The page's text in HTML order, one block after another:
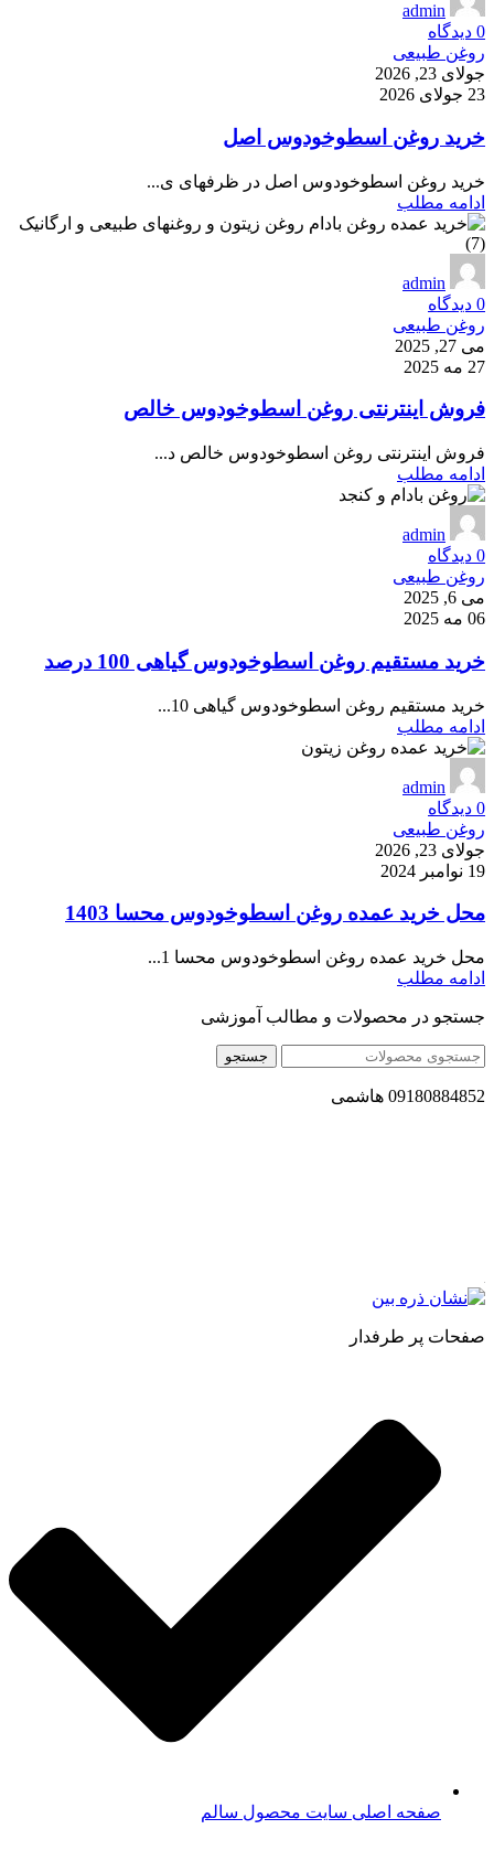
admin
0 دیدگاه
روغن طبیعی
جولای 23, 2026
23 جولای 2026
خرید روغن اسطوخودوس اصل
خرید روغن اسطوخودوس اصل در ظرفهای ی...
ادامه مطلب
admin
0 دیدگاه
روغن طبیعی
می 27, 2025
27 مه 2025
فروش اینترنتی روغن اسطوخودوس خالص
فروش اینترنتی روغن اسطوخودوس خالص د...
ادامه مطلب
admin
0 دیدگاه
روغن طبیعی
می 6, 2025
06 مه 2025
خرید مستقیم روغن اسطوخودوس گیاهی 100 درصد
خرید مستقیم روغن اسطوخودوس گیاهی 10...
ادامه مطلب
admin
0 دیدگاه
روغن طبیعی
جولای 23, 2026
19 نوامبر 2024
محل خرید عمده روغن اسطوخودوس محسا 1403
محل خرید عمده روغن اسطوخودوس محسا 1...
ادامه مطلب
جستجو در محصولات و مطالب آموزشی
جستجو
09180884852 هاشمی
صفحات پر طرفدار
صفحه اصلی سایت محصول سالم